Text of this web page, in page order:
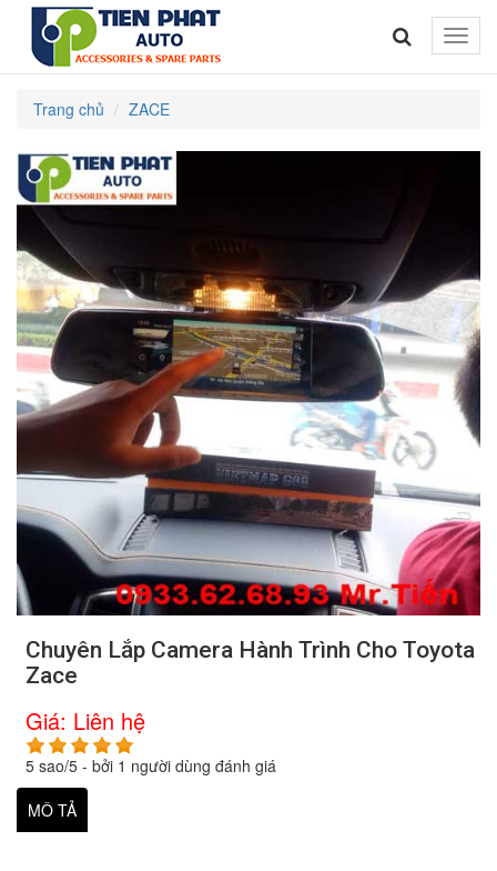
Toggle
Trang chủ ZACE
Chuyên Lắp Camera Hành Trình Cho Toyota
Zace
Giá: Liên hệ
5 sao/5 - bởi 1 người dùng đánh giá
MÔ TẢ